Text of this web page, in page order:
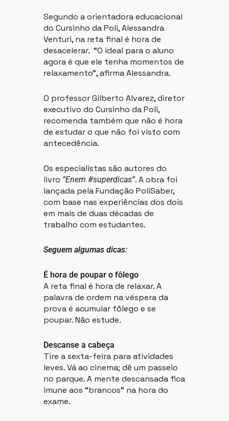
Segundo a orientadora educacional
do Cursinho da Poli, Alessandra
Venturi, na reta final é hora de
desacelerar. “O ideal para o aluno
agora é que ele tenha momentos de
relaxamento”, afirma Alessandra.
O professor Gilberto Alvarez, diretor
executivo do Cursinho da Poli,
recomenda também que não é hora
de estudar o que não foi visto com
antecedência.
Os especialistas são autores do
livro “Enem #superdicas”. A obra foi
lançada pela Fundação PoliSaber,
com base nas experiências dos dois
em mais de duas décadas de
trabalho com estudantes.
Seguem algumas dicas:
É hora de poupar o fôlego
A reta final é hora de relaxar. A
palavra de ordem na véspera da
prova é acumular fôlego e se
poupar. Não estude.
Descanse a cabeça
Tire a sexta-feira para atividades
leves. Vá ao cinema; dê um passeio
no parque. A mente descansada fica
imune aos “brancos” na hora do
exame.